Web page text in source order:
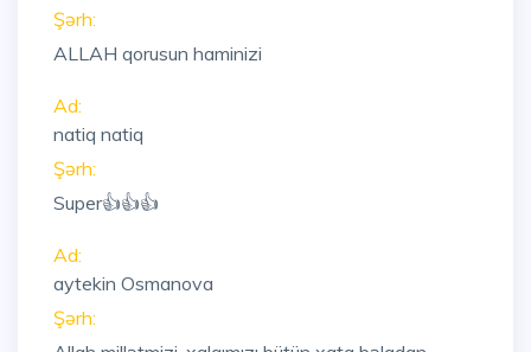
Şərh:
ALLAH qorusun haminizi
Ad:
natiq natiq
Şərh:
Super👍👍👍
Ad:
aytekin Osmanova
Şərh: